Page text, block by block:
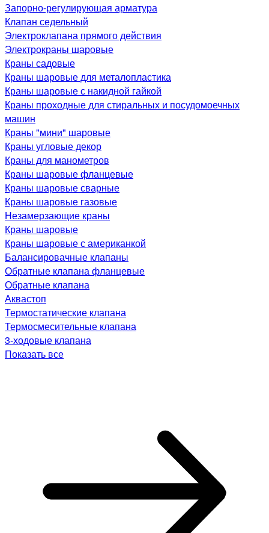
Запорно-регулирующая арматура
Клапан седельный
Электроклапана прямого действия
Электрокраны шаровые
Краны садовые
Краны шаровые для металопластика
Краны шаровые с накидной гайкой
Краны проходные для стиральных и посудомоечных
машин
Краны "мини" шаровые
Краны угловые декор
Краны для манометров
Краны шаровые фланцевые
Краны шаровые сварные
Краны шаровые газовые
Незамерзающие краны
Краны шаровые
Краны шаровые с американкой
Балансировачные клапаны
Обратные клапана фланцевые
Обратные клапана
Аквастоп
Термостатические клапана
Термосмесительные клапана
3-ходовые клапана
Показать все